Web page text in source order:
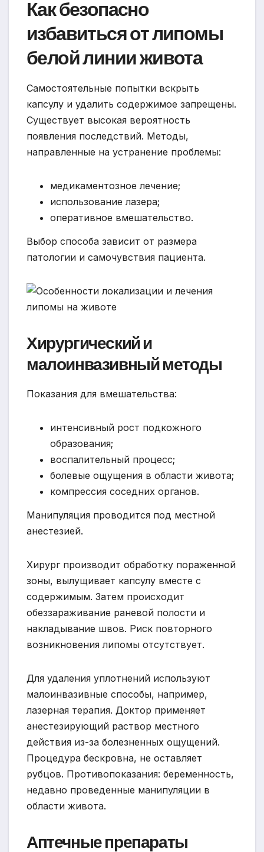
Как безопасно
избавиться от липомы
белой линии живота
Самостоятельные попытки вскрыть
капсулу и удалить содержимое запрещены.
Существует высокая вероятность
появления последствий. Методы,
направленные на устранение проблемы:
медикаментозное лечение;
использование лазера;
оперативное вмешательство.
Выбор способа зависит от размера
патологии и самочувствия пациента.
Хирургический и
малоинвазивный методы
Показания для вмешательства:
интенсивный рост подкожного
образования;
воспалительный процесс;
болевые ощущения в области живота;
компрессия соседних органов.
Манипуляция проводится под местной
анестезией.
Хирург производит обработку пораженной
зоны, вылущивает капсулу вместе с
содержимым. Затем происходит
обеззараживание раневой полости и
накладывание швов. Риск повторного
возникновения липомы отсутствует.
Для удаления уплотнений используют
малоинвазивные способы, например,
лазерная терапия. Доктор применяет
анестезирующий раствор местного
действия из-за болезненных ощущений.
Процедура бескровна, не оставляет
рубцов. Противопоказания: беременность,
недавно проведенные манипуляции в
области живота.
Аптечные препараты